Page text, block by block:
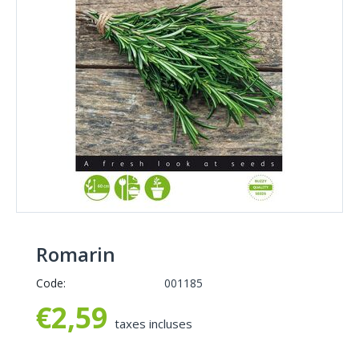
Romarin
Code: 001185
€2,59 taxes incluses